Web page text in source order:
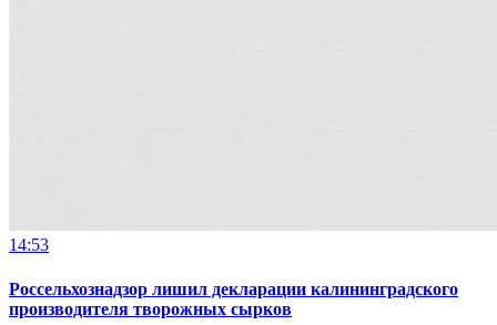
14:53
Россельхознадзор лишил декларации калининградского
производителя творожных сырков